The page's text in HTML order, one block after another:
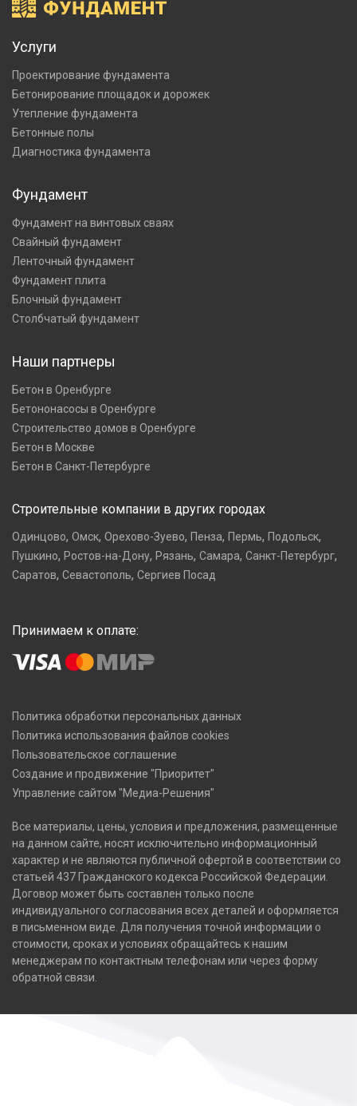
Услуги
Проектирование фундамента
Бетонирование площадок и дорожек
Утепление фундамента
Бетонные полы
Диагностика фундамента
Фундамент
Фундамент на винтовых сваях
Свайный фундамент
Ленточный фундамент
Фундамент плита
Блочный фундамент
Столбчатый фундамент
Наши партнеры
Бетон в Оренбурге
Бетононасосы в Оренбурге
Строительство домов в Оренбурге
Бетон в Москве
Бетон в Санкт-Петербурге
Строительные компании в других городах
Одинцово, Омск, Орехово-Зуево, Пенза, Пермь, Подольск,
Пушкино, Ростов-на-Дону, Рязань, Самара, Санкт-Петербург,
Саратов, Севастополь, Сергиев Посад
Принимаем к оплате:
Политика обработки персональных данных
Политика использования файлов cookies
Пользовательское соглашение
Создание и продвижение "Приоритет"
Управление сайтом "Медиа-Решения"
Все материалы, цены, условия и предложения, размещенные
на данном сайте, носят исключительно информационный
характер и не являются публичной офертой в соответствии со
статьей 437 Гражданского кодекса Российской Федерации.
Договор может быть составлен только после
индивидуального согласования всех деталей и оформляется
в письменном виде. Для получения точной информации о
стоимости, сроках и условиях обращайтесь к нашим
менеджерам по контактным телефонам или через форму
обратной связи.